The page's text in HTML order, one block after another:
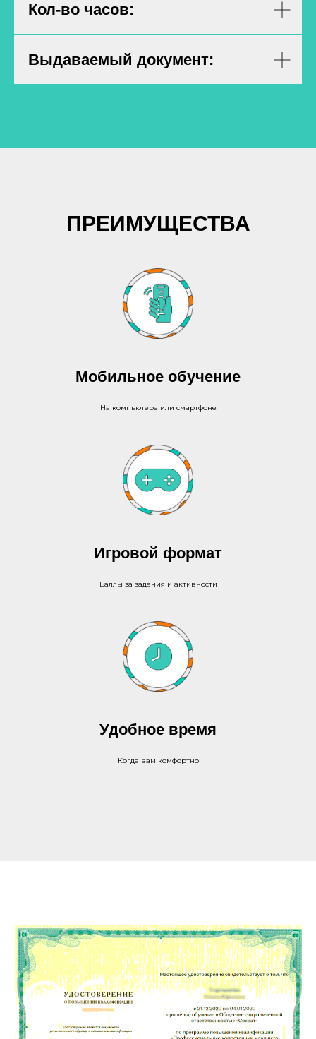
Кол-во часов:
Выдаваемый документ:
ПРЕИМУЩЕСТВА
Мобильное обучение
На компьютере или смартфоне
Игровой формат
Баллы за задания и активности
Удобное время
Когда вам комфортно